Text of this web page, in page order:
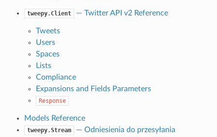
tweepy.Client — Twitter API v2 Reference
Tweets
Users
Spaces
Lists
Compliance
Expansions and Fields Parameters
Response
Models Reference
tweepy.Stream
— Odniesienia do przesyłania